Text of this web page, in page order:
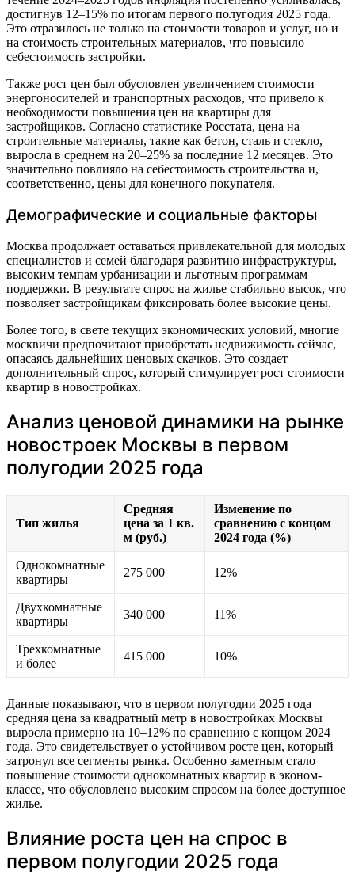
достигнув 12–15% по итогам первого полугодия 2025 года.
Это отразилось не только на стоимости товаров и услуг, но и
на стоимость строительных материалов, что повысило
себестоимость застройки.
Также рост цен был обусловлен увеличением стоимости
энергоносителей и транспортных расходов, что привело к
необходимости повышения цен на квартиры для
застройщиков. Согласно статистике Росстата, цена на
строительные материалы, такие как бетон, сталь и стекло,
выросла в среднем на 20–25% за последние 12 месяцев. Это
значительно повлияло на себестоимость строительства и,
соответственно, цены для конечного покупателя.
Демографические и социальные факторы
Москва продолжает оставаться привлекательной для молодых
специалистов и семей благодаря развитию инфраструктуры,
высоким темпам урбанизации и льготным программам
поддержки. В результате спрос на жилье стабильно высок, что
позволяет застройщикам фиксировать более высокие цены.
Более того, в свете текущих экономических условий, многие
москвичи предпочитают приобретать недвижимость сейчас,
опасаясь дальнейших ценовых скачков. Это создает
дополнительный спрос, который стимулирует рост стоимости
квартир в новостройках.
Анализ ценовой динамики на рынке
новостроек Москвы в первом
полугодии 2025 года
Тип жилья
Средняя
цена за 1 кв.
м (руб.)
Изменение по
сравнению с концом
2024 года (%)
Однокомнатные
квартиры
275 000 12%
Двухкомнатные
квартиры
340 000 11%
Трехкомнатные
и более
415 000 10%
Данные показывают, что в первом полугодии 2025 года
средняя цена за квадратный метр в новостройках Москвы
выросла примерно на 10–12% по сравнению с концом 2024
года. Это свидетельствует о устойчивом росте цен, который
затронул все сегменты рынка. Особенно заметным стало
повышение стоимости однокомнатных квартир в эконом-
классе, что обусловлено высоким спросом на более доступное
жилье.
Влияние роста цен на спрос в
первом полугодии 2025 года